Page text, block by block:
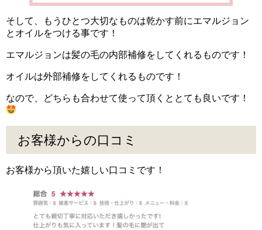
そして、もうひとつ大切なものは乾かす前にエマルジョン
とオイルをつける事です！
エマルジョンは髪の毛の内部補修をしてくれるものです！
オイルは外部補修をしてくれるものです！
なので、どちらも合わせて使って頂くととても良いです！
お客様からの口コミ
お客様から頂いた嬉しい口コミです！